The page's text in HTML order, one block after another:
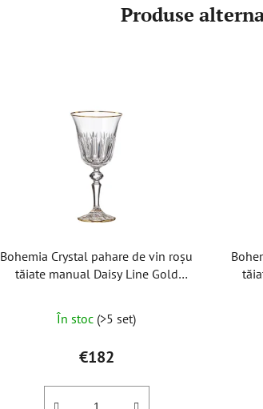
Produse
Bohemia Crystal pahare de vin roșu
tăiate manual Daisy Line Gold
În stoc (>5 set)
€182